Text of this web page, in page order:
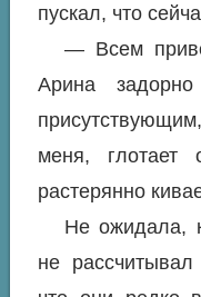
пускал, что
— Всем
Арина
меня,
растерянно
Не ожидала,
не рассчитывал